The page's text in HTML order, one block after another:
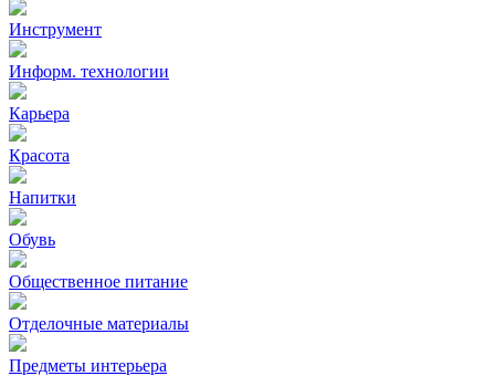
Инструмент
Информ. технологии
Карьера
Красота
Напитки
Обувь
Общественное питание
Отделочные материалы
Предметы интерьера